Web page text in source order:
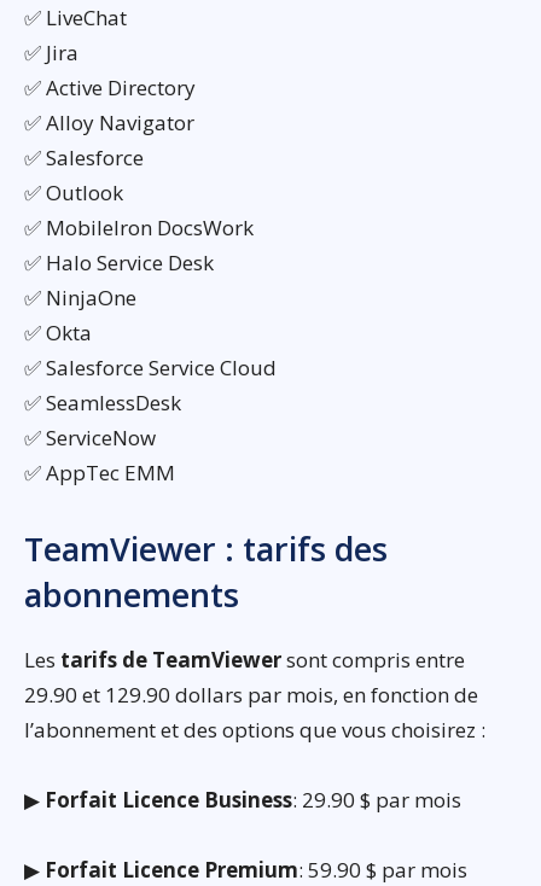
✅ LiveChat
✅ Jira
✅ Active Directory
✅ Alloy Navigator
✅ Salesforce
✅ Outlook
✅ MobileIron DocsWork
✅ Halo Service Desk
✅ NinjaOne
✅ Okta
✅ Salesforce Service Cloud
✅ SeamlessDesk
✅ ServiceNow
✅ AppTec EMM
TeamViewer : tarifs des
abonnements
Les tarifs de TeamViewersont compris entre
29.90 et 129.90 dollars par mois, en fonction de
l’abonnement et des options que vous choisirez :
▶ Forfait Licence Business: 29.90 $ par mois
▶ Forfait Licence Premium: 59.90 $ par mois